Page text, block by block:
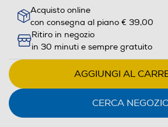
Acquisto online
con consegna al piano € 39,00
Ritiro in negozio
in 30 minuti e sempre gratuito
AGGIUNGI AL
CERCA